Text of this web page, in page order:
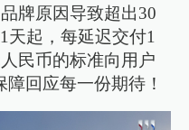
牌原因导致超出30
天起，每延迟交付1
民币的标准向用户
回应每一份期待！